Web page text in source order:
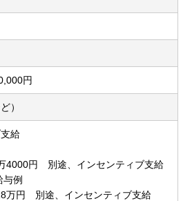
円
）
給
4000円 別途、インセンティブ支給
例
万円 別途、インセンティブ支給